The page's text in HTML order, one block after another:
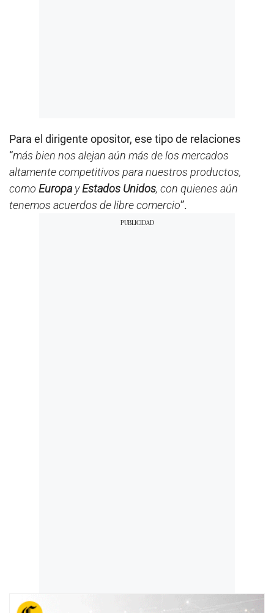
Para el dirigente opositor, ese tipo de relaciones
“más bien nos alejan aún más de los mercados
altamente competitivos para nuestros productos,
como Europa yEstados Unidos, con quienes aún
tenemos acuerdos de libre comercio”.